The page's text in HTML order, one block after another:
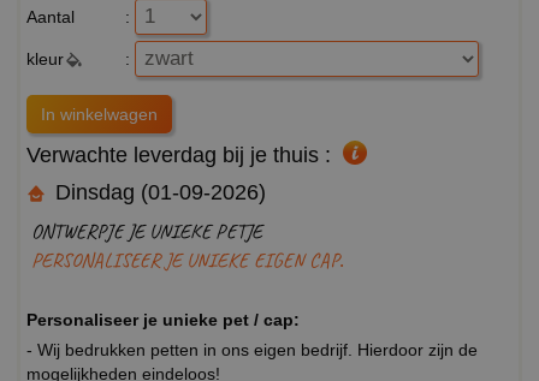
Aantal :
kleur :
Verwachte leverdag bij je thuis :
Dinsdag (01-09-2026)
ONTWERPJE JE UNIEKE PETJE
PERSONALISEER JE UNIEKE EIGEN CAP.
Personaliseer je unieke pet / cap:
- Wij bedrukken petten in ons eigen bedrijf. Hierdoor zijn de
mogelijkheden eindeloos!